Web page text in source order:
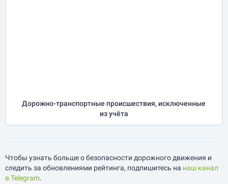
Дорожно-транспортные происшествия, исключенные
из учёта
Чтобы узнать больше о безопасности дорожного движения и
следить за обновлениями рейтинга, подпишитесь на наш канал
в Telegram.